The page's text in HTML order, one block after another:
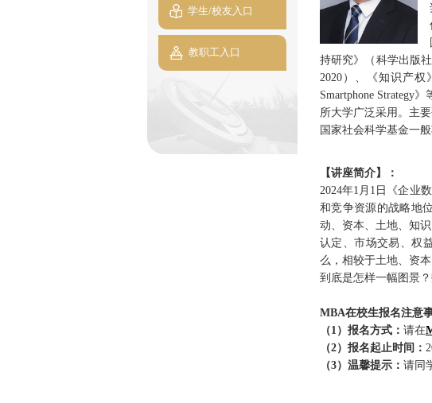
学生/校友入口
教职工入口
持研究》（科学出版
2020）、《知识产权
Smartphone Strategy
所大学广泛采用。主
国家社会科学基金一
【讲座简介】：
2024年1月1日《企业
和竞争资源的战略地
动、资本、土地、知
认定、市场交易、权
么，相较于土地、资
到底是怎样一幅图景
MBA在校生报名注意
（1）报名方式： 请在
（2）报名起止时间：
（3） 温馨提示： 请同